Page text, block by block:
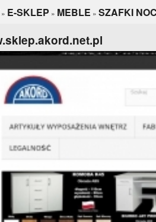
» E-SKLEP » MEBLE » SZAFKI